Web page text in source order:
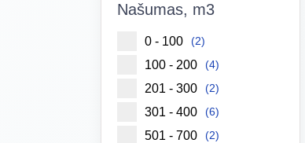
Našumas, m3
0 - 100 (2)
100 - 200 (4)
201 - 300 (2)
301 - 400 (6)
501 - 700 (2)